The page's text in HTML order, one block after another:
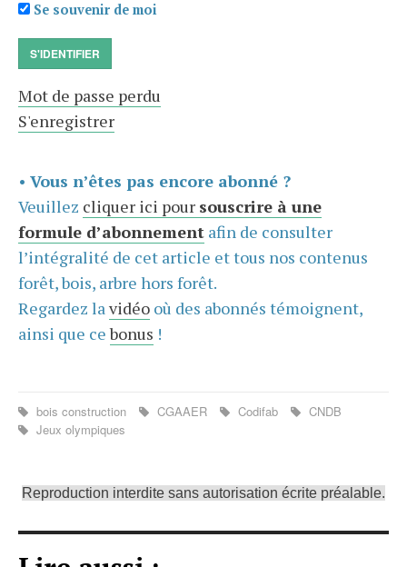
Se souvenir de moi
S'IDENTIFIER
Mot de passe perdu
S'enregistrer
• Vous n’êtes pas encore abonné ?
Veuillez cliquer ici pour souscrire à une
formule d’abonnement afin de consulter
l’intégralité de cet article et tous nos contenus
forêt, bois, arbre hors forêt.
Regardez lavidéo où des abonnés témoignent,
ainsi que cebonus !
bois construction CGAAER Codifab
CNDB
Jeux olympiques
Reproduction interdite sans autorisation écrite préalable.